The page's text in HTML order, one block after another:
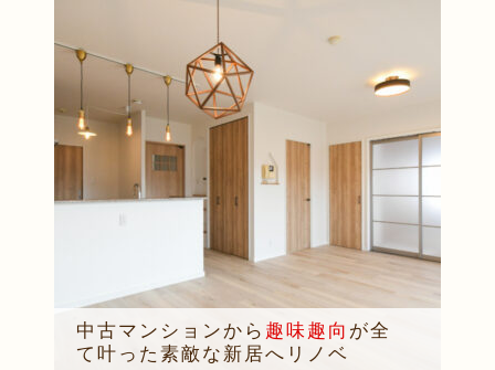
中古マンションから 趣味趣向 が全
て叶った素敵な新居へリノベ